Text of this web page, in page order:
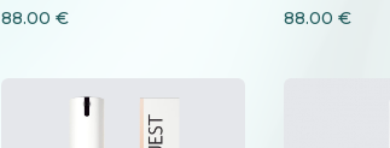
88.00 €
88.00 €